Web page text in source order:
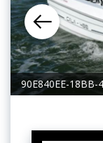
90E840EE-